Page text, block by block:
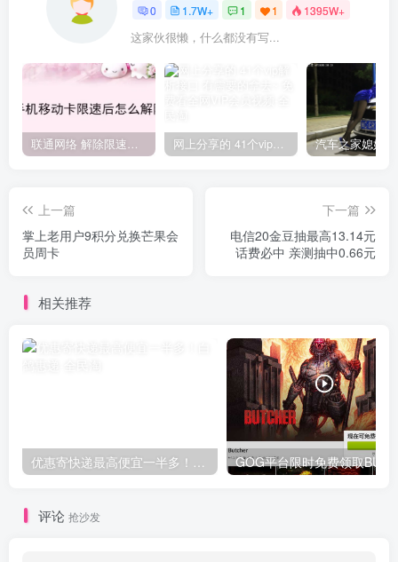
0 1.7W+ 1 1 1395W+
这家伙很懒，什么都没有写...
联通网络 解除限速方法参考！畅享、畅玩、老白干等及其它地区自测了 网上分享的 41个vip解析接口 有需要的拿去~ 免费看全网VIP会员视频
上一篇
掌上老用户9积分兑换芒果会
员周卡
下一篇
电信20金豆抽最高13.14元
话费必中 亲测抽中0.66元
相关推荐
优惠寄快递最高便宜一半多！白鸽惠递
评论 抢沙发